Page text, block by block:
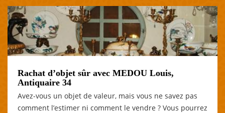
Rachat d’objet sûr avec MEDOU Louis,
Antiquaire 34
Avez-vous un objet de valeur, mais vous ne savez pas
comment l’estimer ni comment le vendre ? Vous pourrez